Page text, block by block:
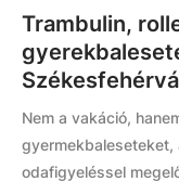
Trambulin,
Nem a vakáció,
gyermekbaleseteket,
odafigyeléssel